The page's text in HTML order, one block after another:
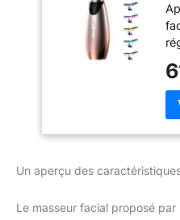
le
Un aperçu des
Le masseur facial proposé